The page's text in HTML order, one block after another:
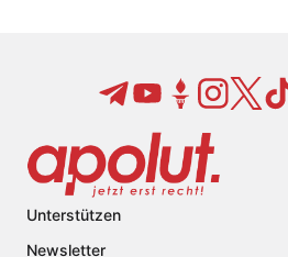
Unterstützen
Newsletter